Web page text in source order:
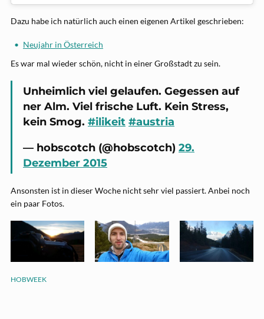
Dazu habe ich natürlich auch einen eigenen Artikel geschrieben:
Neujahr in Österreich
Es war mal wieder schön, nicht in einer Großstadt zu sein.
Unheimlich viel gelaufen. Gegessen auf
ner Alm. Viel frische Luft. Kein Stress,
kein Smog. #ilikeit #austria
— hobscotch (@hobscotch) 29.
Dezember 2015
Ansonsten ist in dieser Woche nicht sehr viel passiert. Anbei noch
ein paar Fotos.
HOBWEEK